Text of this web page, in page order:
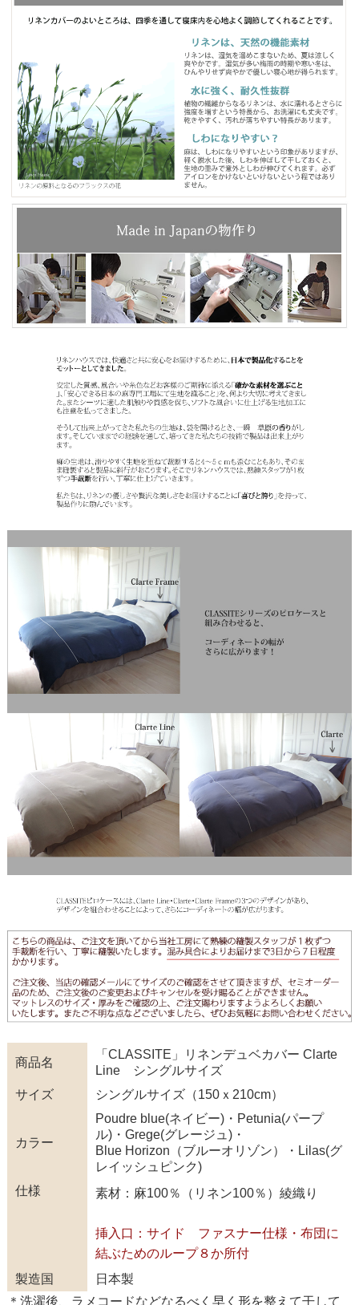
商品名
「CLASSITE」リネンデュベカバー Clarte
Line シングルサイズ
サイズ
シングルサイズ（150ｘ210cm）
カラー
Poudre blue(ネイビー)・Petunia(パープ
ル)・Grege(グレージュ)・
Blue Horizon（ブルーオリゾン）・Lilas(グ
レイッシュピンク)
仕様
素材：麻100％（リネン100％）綾織り
挿入口：サイド ファスナー仕様・布団に
結ぶためのループ８か所付
製造国
日本製
＊洗濯後、ラメコードなどなるべく早く形を整えて干して